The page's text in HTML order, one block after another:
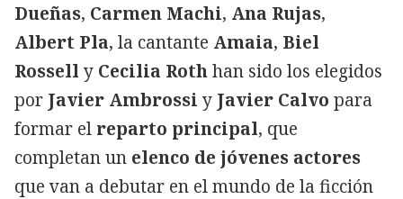
Dueñas, Carmen Machi, Ana Rujas,
Albert Pla, la cantante Amaia, Biel
Rossell y Cecilia Rothhan sido los elegidos
por Javier Ambrossi y Javier Calvo para
formar el reparto principal, que
completan un elenco de jóvenes actores
que van a debutar en el mundo de la ficción